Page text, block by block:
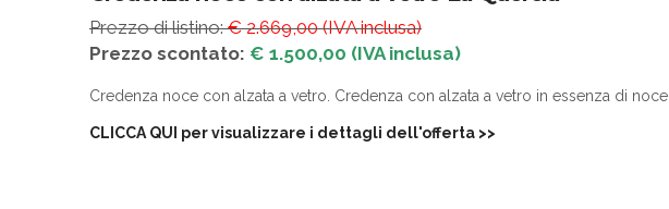
Prezzo di listino:€ 2.669,00 (IVA inclusa)
Prezzo scontato: € 1.500,00 (IVA inclusa)
Credenza noce con alzata a vetro. Credenza con alzata a vetro in essenza di noce.
CLICCA QUI per visualizzare i dettagli dell'offerta >>